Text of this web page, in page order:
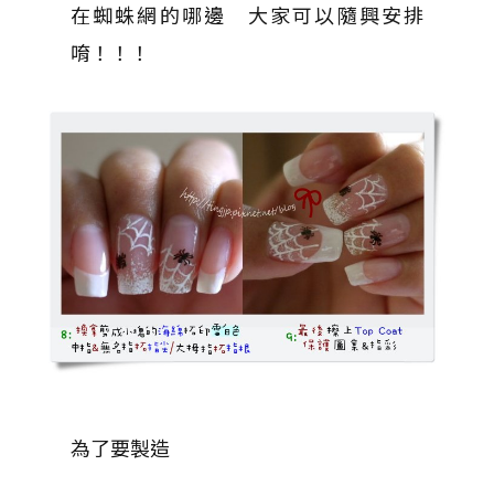
在蜘蛛網的哪邊 大家可以隨興安排
唷！！！
為了要製造